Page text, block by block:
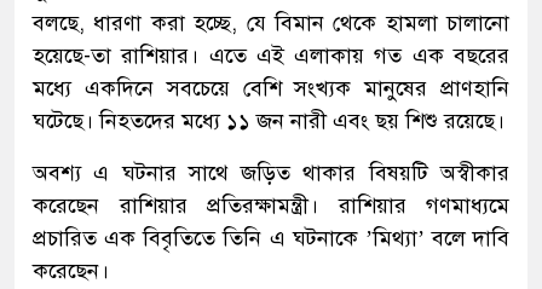
বলছে, ধারণা করা হচ্ছে, যে বিমান থেকে হামলা চালানো
হয়েছে-তা রাশিয়ার। এতে এই এলাকায় গত এক বছরের
মধ্যে একদিনে সবচেয়ে বেশি সংখ্যক মানুষের প্রাণহানি
ঘটেছে। নিহতদের মধ্যে ১১ জন নারী এবং ছয় শিশু রয়েছে।
অবশ্য এ ঘটনার সাথে জড়িত থাকার বিষয়টি অস্বীকার
করেছেন রাশিয়ার প্রতিরক্ষামন্ত্রী। রাশিয়ার গণমাধ্যমে
প্রচারিত এক বিবৃতিতে তিনি এ ঘটনাকে ’মিথ্যা’ বলে দাবি
করেছেন।